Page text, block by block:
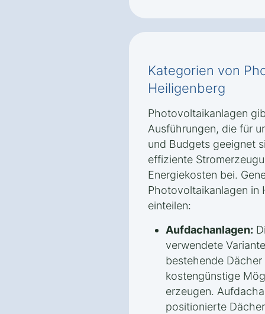
Kategorien von
Heiligenberg
Photovoltaikanlagen
Ausführungen, die für
und Budgets geeignet
effiziente
Energiekosten bei.
Photovoltaikanlagen in
einteilen:
Aufdachanlagen:
verwendete
bestehende
kostengünstige
erzeugen.
positionierte